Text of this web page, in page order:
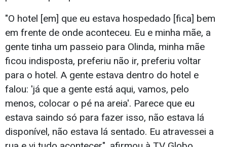
"O hotel [em] que eu estava hospedado [fica] bem
em frente de onde aconteceu. Eu e minha mãe, a
gente tinha um passeio para Olinda, minha mãe
ficou indisposta, preferiu não ir, preferiu voltar
para o hotel. A gente estava dentro do hotel e
falou: 'já que a gente está aqui, vamos, pelo
menos, colocar o pé na areia'. Parece que eu
estava saindo só para fazer isso, não estava lá
disponível, não estava lá sentado. Eu atravessei a